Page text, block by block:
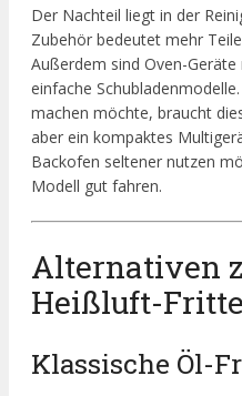
Der Nachteil liegt in der
Zubehör bedeutet mehr
Außerdem sind Oven-
einfache
machen möchte, braucht
aber ein kompaktes
Backofen seltener nutzen
Modell gut fahren.
Alternativen
Heißluft-
Klassische Öl-